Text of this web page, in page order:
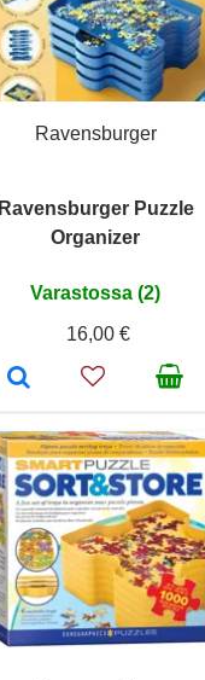
Ravensburger
Ravensburger Puzzle
Organizer
Varastossa (2)
16,00 €